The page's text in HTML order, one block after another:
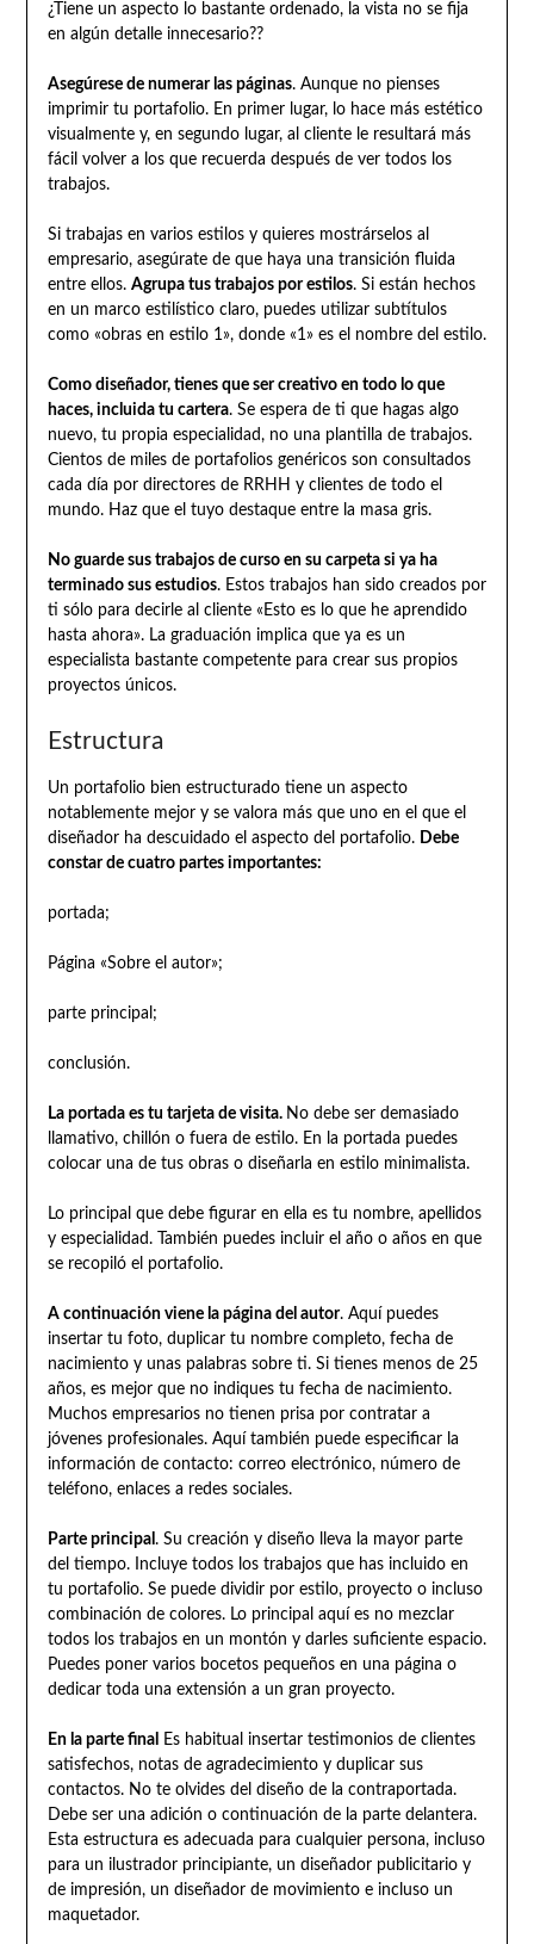
¿Tiene un aspecto lo bastante ordenado, la vista no se fija
en algún detalle innecesario??
Asegúrese de numerar las páginas. Aunque no pienses
imprimir tu portafolio. En primer lugar, lo hace más estético
visualmente y, en segundo lugar, al cliente le resultará más
fácil volver a los que recuerda después de ver todos los
trabajos.
Si trabajas en varios estilos y quieres mostrárselos al
empresario, asegúrate de que haya una transición fluida
entre ellos. Agrupa tus trabajos por estilos. Si están hechos
en un marco estilístico claro, puedes utilizar subtítulos
como «obras en estilo 1», donde «1» es el nombre del estilo.
Como diseñador, tienes que ser creativo en todo lo que
haces, incluida tu cartera. Se espera de ti que hagas algo
nuevo, tu propia especialidad, no una plantilla de trabajos.
Cientos de miles de portafolios genéricos son consultados
cada día por directores de RRHH y clientes de todo el
mundo. Haz que el tuyo destaque entre la masa gris.
No guarde sus trabajos de curso en su carpeta si ya ha
terminado sus estudios. Estos trabajos han sido creados por
ti sólo para decirle al cliente «Esto es lo que he aprendido
hasta ahora». La graduación implica que ya es un
especialista bastante competente para crear sus propios
proyectos únicos.
Estructura
Un portafolio bien estructurado tiene un aspecto
notablemente mejor y se valora más que uno en el que el
diseñador ha descuidado el aspecto del portafolio. Debe
constar de cuatro partes importantes:
portada;
Página «Sobre el autor»;
parte principal;
conclusión.
La portada es tu tarjeta de visita. No debe ser demasiado
llamativo, chillón o fuera de estilo. En la portada puedes
colocar una de tus obras o diseñarla en estilo minimalista.
Lo principal que debe figurar en ella es tu nombre, apellidos
y especialidad. También puedes incluir el año o años en que
se recopiló el portafolio.
A continuación viene la página del autor. Aquí puedes
insertar tu foto, duplicar tu nombre completo, fecha de
nacimiento y unas palabras sobre ti. Si tienes menos de 25
años, es mejor que no indiques tu fecha de nacimiento.
Muchos empresarios no tienen prisa por contratar a
jóvenes profesionales. Aquí también puede especificar la
información de contacto: correo electrónico, número de
teléfono, enlaces a redes sociales.
Parte principal . Su creación y diseño lleva la mayor parte
del tiempo. Incluye todos los trabajos que has incluido en
tu portafolio. Se puede dividir por estilo, proyecto o incluso
combinación de colores. Lo principal aquí es no mezclar
todos los trabajos en un montón y darles suficiente espacio.
Puedes poner varios bocetos pequeños en una página o
dedicar toda una extensión a un gran proyecto.
En la parte final
Es habitual insertar testimonios de clientes
satisfechos, notas de agradecimiento y duplicar sus
contactos. No te olvides del diseño de la contraportada.
Debe ser una adición o continuación de la parte delantera.
Esta estructura es adecuada para cualquier persona, incluso
para un ilustrador principiante, un diseñador publicitario y
de impresión, un diseñador de movimiento e incluso un
maquetador.